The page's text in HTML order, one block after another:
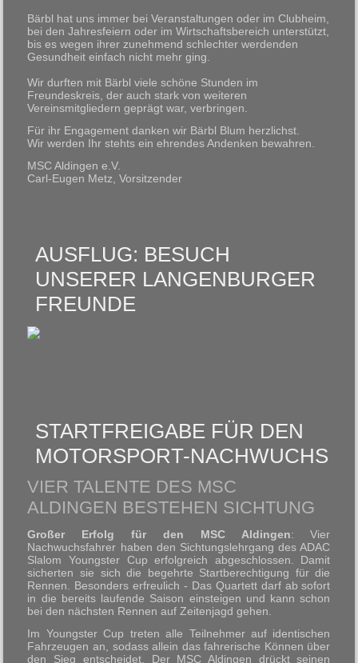
Bärbl hat uns immer bei Veranstaltungen oder im Clubheim,
bei den Jahresfeiern oder im Wirtschaftsbereich unterstützt,
bis es wegen ihrer zunehmend schlechter werdenden
Gesundheit einfach nicht mehr ging.
Wir durften mit Bärbl viele schöne Stunden im
Freundeskreis, der auch stark von weiteren
Vereinsmitgliedern geprägt war, verbringen.
Für ihr Engagement danken wir Bärbl Blum herzlichst.
Wir werden Ihr stehts ein ehrendes Andenken bewahren.
MSC Aldingen e.V.
Carl-Eugen Metz, Vorsitzender
AUSFLUG: BESUCH
UNSERER LANGENBURGER
FREUNDE
STARTFREIGABE FÜR DEN
MOTORSPORT-NACHWUCHS
VIER TALENTE DES MSC
ALDINGEN BESTEHEN SICHTUNG
Großer Erfolg für den MSC Aldingen: Vier
Nachwuchsfahrer haben den Sichtungslehrgang des ADAC
Slalom Youngster Cup erfolgreich abgeschlossen. Damit
sicherten sie sich die begehrte Startberechtigung für die
Rennen. Besonders erfreulich - Das Quartett darf ab sofort
in die bereits laufende Saison einsteigen und kann schon
bei den nächsten Rennen auf Zeitenjagd gehen.
Im Youngster Cup treten alle Teilnehmer auf identischen
Fahrzeugen an, sodass allein das fahrerische Können über
den Sieg entscheidet. Der MSC Aldingen drückt seinen